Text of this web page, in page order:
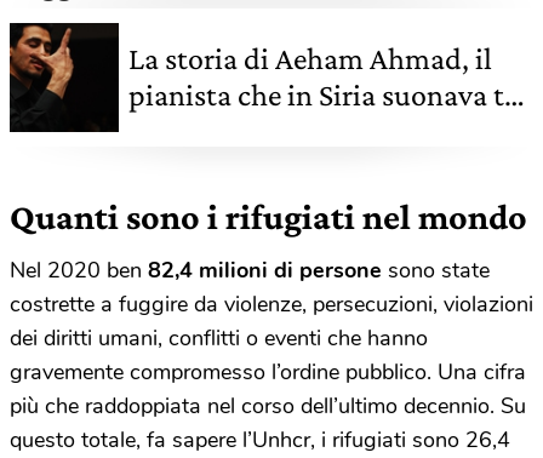
La storia di Aeham Ahmad, il
pianista che in Siria suonava tra
Quanti sono i rifugiati nel mondo
Nel 2020 ben 82,4 milioni di persone sono state
costrette a fuggire da violenze, persecuzioni, violazioni
dei diritti umani, conflitti o eventi che hanno
gravemente compromesso l’ordine pubblico. Una cifra
più che raddoppiata nel corso dell’ultimo decennio. Su
questo totale, fa sapere l’Unhcr, i rifugiati sono 26,4